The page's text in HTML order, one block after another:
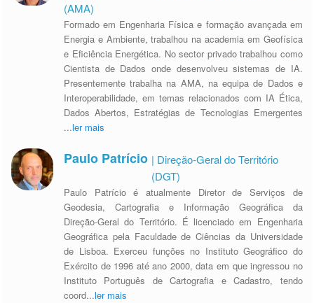
(AMA)
Formado em Engenharia Física e formação avançada em
Energia e Ambiente, trabalhou na academia em Geofísica
e Eficiência Energética. No sector privado trabalhou como
Cientista de Dados onde desenvolveu sistemas de IA.
Presentemente trabalha na AMA, na equipa de Dados e
Interoperabilidade, em temas relacionados com IA Ética,
Dados Abertos, Estratégias de Tecnologias Emergentes
...ler mais
Paulo Patrício | Direção-Geral do Território
(DGT)
Paulo Patrício é atualmente Diretor de Serviços de
Geodesia, Cartografia e Informação Geográfica da
Direção-Geral do Território. É licenciado em Engenharia
Geográfica pela Faculdade de Ciências da Universidade
de Lisboa. Exerceu funções no Instituto Geográfico do
Exército de 1996 até ano 2000, data em que ingressou no
Instituto Português de Cartografia e Cadastro, tendo
coord...ler mais